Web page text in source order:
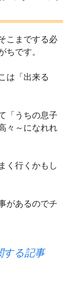
こまでする必
です。
は「出来る
「うちの息子
々～になれれ
く行くかもし
があるのでチ
する記事